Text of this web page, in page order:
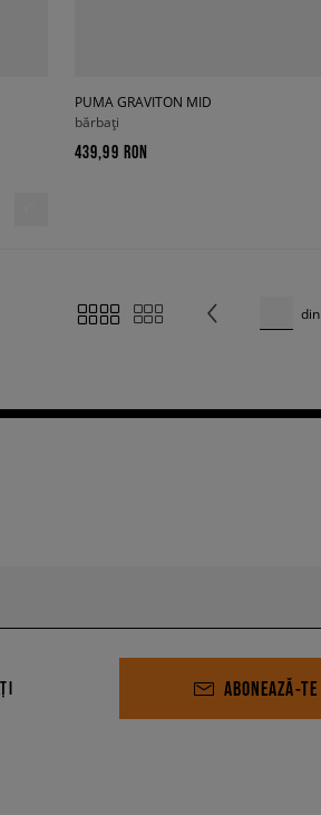
PUMA GRAVITON MID
bărbați
439,99 RON
din
ABONEAZĂ-TE